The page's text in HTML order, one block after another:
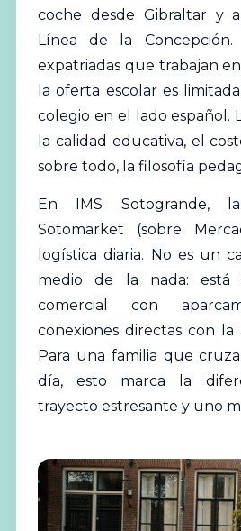
coche desde Gibraltar y
Línea de la Concepción.
expatriadas que trabajan
la oferta escolar es
colegio en el lado español.
la calidad educativa, el
sobre todo, la filosofía
En IMS Sotogrande,
Sotomarket (sobre
logística diaria. No es un
medio de la nada:
comercial con
conexiones directas con la
Para una familia que
día, esto marca la
trayecto estresante y uno